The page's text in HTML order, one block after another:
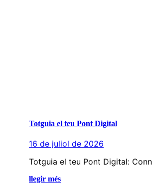
Totguia el teu Pont Digital
16 de juliol de 2026
Totguia el teu Pont Digital:
llegir més